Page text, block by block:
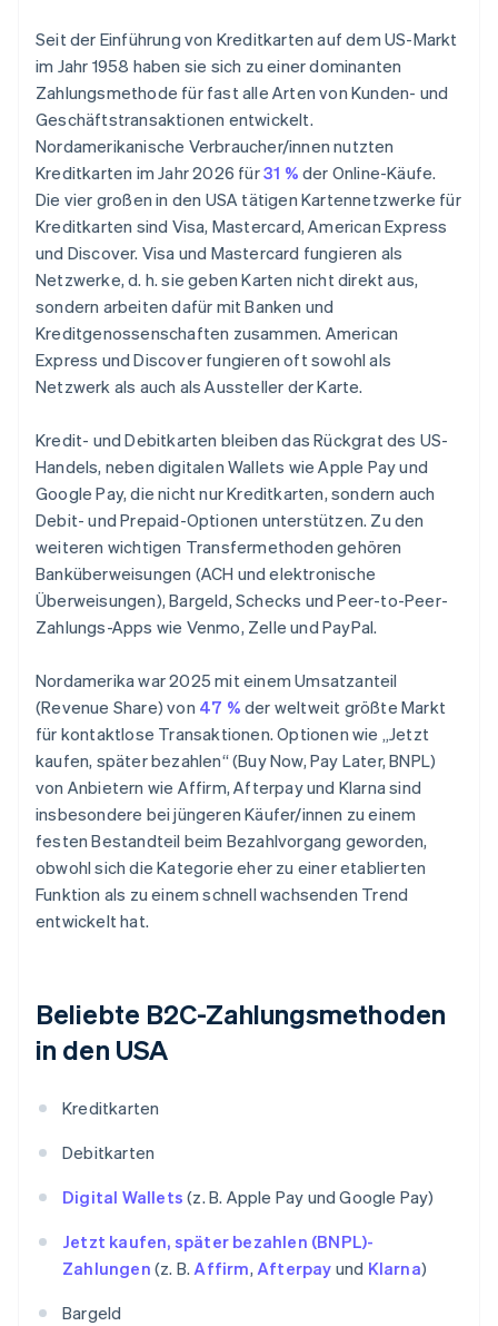
Seit der Einführung von Kreditkarten auf dem US-Markt
im Jahr 1958 haben sie sich zu einer dominanten
Zahlungsmethode für fast alle Arten von Kunden- und
Geschäftstransaktionen entwickelt.
Nordamerikanische Verbraucher/innen nutzten
Kreditkarten im Jahr 2026 für31 % der Online-Käufe.
Die vier großen in den USA tätigen Kartennetzwerke für
Kreditkarten sind Visa, Mastercard, American Express
und Discover. Visa und Mastercard fungieren als
Netzwerke, d. h. sie geben Karten nicht direkt aus,
sondern arbeiten dafür mit Banken und
Kreditgenossenschaften zusammen. American
Express und Discover fungieren oft sowohl als
Netzwerk als auch als Aussteller der Karte.
Kredit- und Debitkarten bleiben das Rückgrat des US-
Handels, neben digitalen Wallets wie Apple Pay und
Google Pay, die nicht nur Kreditkarten, sondern auch
Debit- und Prepaid-Optionen unterstützen. Zu den
weiteren wichtigen Transfermethoden gehören
Banküberweisungen (ACH und elektronische
Überweisungen), Bargeld, Schecks und Peer-to-Peer-
Zahlungs-Apps wie Venmo, Zelle und PayPal.
Nordamerika war 2025 mit einem Umsatzanteil
(Revenue Share) von 47 % der weltweit größte Markt
für kontaktlose Transaktionen. Optionen wie „Jetzt
kaufen, später bezahlen“ (Buy Now, Pay Later, BNPL)
von Anbietern wie Affirm, Afterpay und Klarna sind
insbesondere bei jüngeren Käufer/innen zu einem
festen Bestandteil beim Bezahlvorgang geworden,
obwohl sich die Kategorie eher zu einer etablierten
Funktion als zu einem schnell wachsenden Trend
entwickelt hat.
Beliebte B2C-Zahlungsmethoden
in den USA
Kreditkarten
Debitkarten
Digital Wallets (z. B. Apple Pay und Google Pay)
Jetzt kaufen, später bezahlen (BNPL)-
Zahlungen (z. B.Affirm,Afterpay und Klarna)
Bargeld